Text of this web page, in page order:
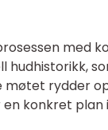
med
hudhistorikk,
rydder
en konkret